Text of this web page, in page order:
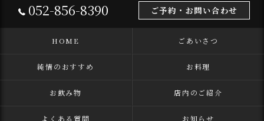
052-856-8390 ご予約・お問い合わせ
HOME ごあいさつ
純情のおすすめ お料理
お飲み物 店内のご紹介
よくある質問 お知らせ